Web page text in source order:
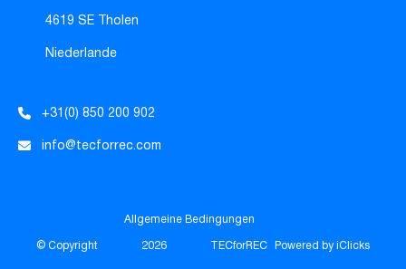
4619 SE Tholen
Niederlande
+31(0) 850 200 902
info@tecforrec.com
© Copyright 2026 TECforREC Powered by iClicks
Allgemeine Bedingungen